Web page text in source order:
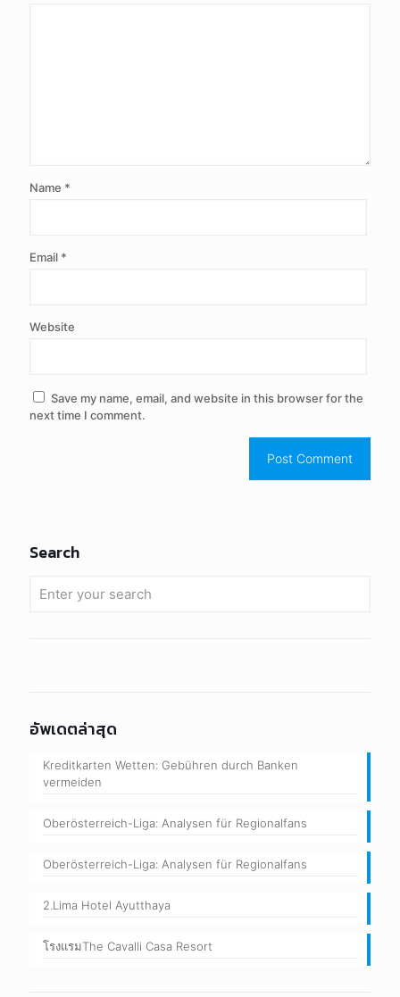
Name *
Email *
Website
Save my name, email, and website in this browser for the
next time I comment.
Search
อัพเดตล่าสุด
Kreditkarten Wetten: Gebühren durch Banken
vermeiden
Oberösterreich-Liga: Analysen für Regionalfans
Oberösterreich-Liga: Analysen für Regionalfans
2.Lima Hotel Ayutthaya
โรงแรมThe Cavalli Casa Resort